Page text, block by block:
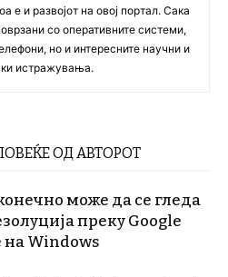
е и развојот на овој портал. Сака
со оперативните системи,
но и интересните научни и
истражувања.
ОД АВТОРОТ
може да се гледа
преку Google
на Windows